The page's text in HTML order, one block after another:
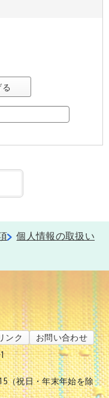
る
個人情報の取扱い
ンク お問い合わせ
（祝日・年末年始を除